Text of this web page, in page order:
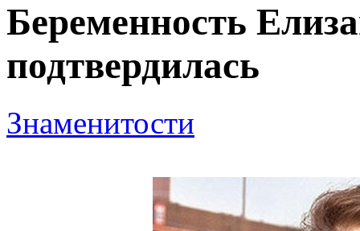
Беременность
подтвердилась
Знаменитости